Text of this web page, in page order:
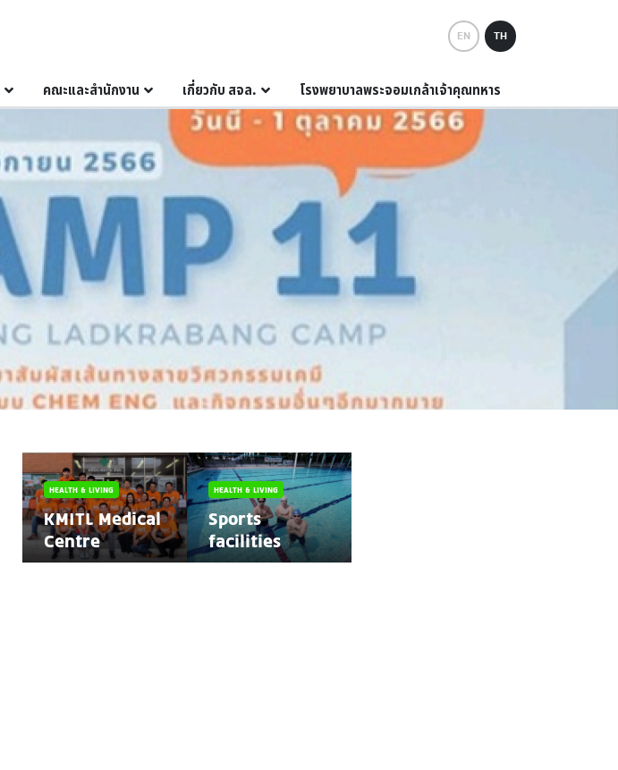
EN TH
คณะและสำนักงาน เกี่ยวกับ สจล. โรงพยาบาลพระจอมเกล้าเจ้าคุณทหาร
HEALTH & LIVING
KMITL Medical
Centre
HEALTH & LIVING
Sports
facilities